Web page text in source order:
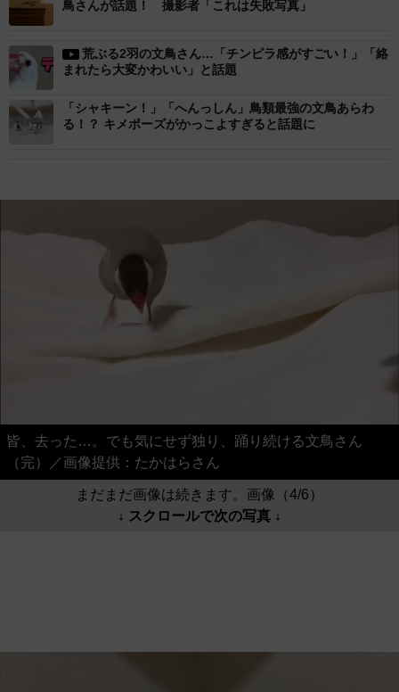
鳥さんが話題！ 撮影者「これは失敗写真」
荒ぶる2羽の文鳥さん…「チンピラ感がすごい！」「絡
まれたら大変かわいい」と話題
「シャキーン！」「へんっしん」鳥類最強の文鳥あらわ
る！？ キメポーズがかっこよすぎると話題に
皆、去った…。でも気にせず独り、踊り続ける文鳥さん
（完）／画像提供：たかはらさん
まだまだ画像は続きます。画像（4/6）
↓ スクロールで次の写真 ↓